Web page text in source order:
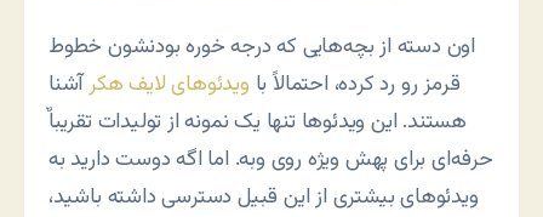
اون دسته از بچه‌هایی که درجه خوره بودنشون خطوط
قرمز رو رد کرده، احتمالاً با ویدئوهای لایف هکرآشنا
هستند. این ویدئوها تنها یک نمونه از تولیدات تقریباٌ
حرفه‌ای برای پهش ویژه روی وبه. اما اگه دوست دارید به
ویدئوهای بیشتری از این قبیل دسترسی داشته باشید،